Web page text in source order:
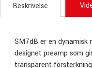
Beskrivelse
SM7dB er en dynamisk
designet preamp som
transparent